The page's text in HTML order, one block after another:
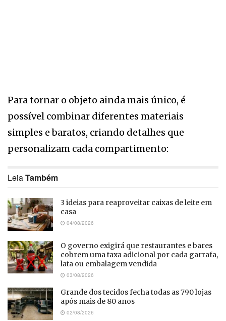
Para tornar o objeto ainda mais único, é
possível combinar diferentes materiais
simples e baratos, criando detalhes que
personalizam cada compartimento:
LeiaTambém
3 ideias para reaproveitar caixas de leite em
casa
04/08/2026
O governo exigirá que restaurantes e bares
cobrem uma taxa adicional por cada garrafa,
lata ou embalagem vendida
03/08/2026
Grande dos tecidos fecha todas as 790 lojas
após mais de 80 anos
02/08/2026